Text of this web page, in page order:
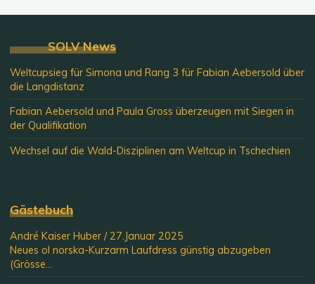
SOLV News
Weltcupsieg für Simona und Rang 3 für Fabian Aebersold über
die Langdistanz
Fabian Aebersold und Paula Gross überzeugen mit Siegen in
der Qualifikation
Wechsel auf die Wald-Disziplinen am Weltcup in Tschechien
Gästebuch
André Kaiser Huber / 27.Januar 2025
Neues ol norska-Kurzarm Laufdress günstig abzugeben
(Grösse...